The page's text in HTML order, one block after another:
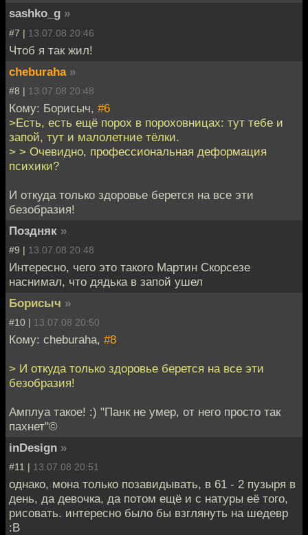
sashko_g »
#7 | 13.07.08 20:46
Чтоб я так жил!
cheburaha »
#8 | 13.07.08 20:48
Кому: Борисыч, #6
>Есть, есть ещё порох в пороховницах: тут тебе и
запой, тут и малолетние тёлки.
> > Очевидно, профессиональная деформация
психики?
И откуда только здоровье берется на все эти
безобразия!
Поздняк »
#9 | 13.07.08 20:48
Интересно, чего это такого Мартин Скорсезе
наснимал, что дядька в запой ушел
Борисыч »
#10 | 13.07.08 20:50
Кому: cheburaha, #8
> И откуда только здоровье берется на все эти
безобразия!
Амплуа такое! :) "Панк не умер, от него просто так
пахнет"©
inDesign »
#11 | 13.07.08 20:51
однако, мона только позавидывать, в 61 - 2 пузыря в
день, да девочка, да потом ещё и с натуры её того,
рисовать. интересно было бы взглянуть на шедевр
:В